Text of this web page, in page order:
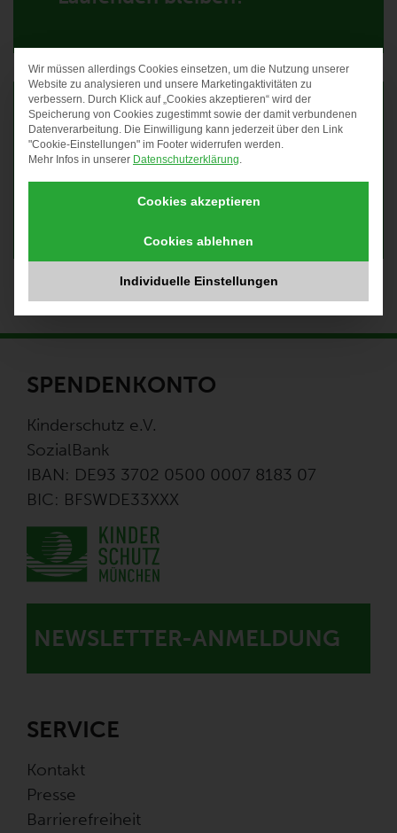
abonnieren
SPENDENKONTO
Kinderschutz e.V.
SozialBank
IBAN: DE93 3702 0500 0007 8183 07
BIC: BFSWDE33XXX
NEWSLETTER-ANMELDUNG
SERVICE
Kontakt
Presse
Barrierefreiheit
DATENSCHUTZ-
Wir müssen allerdings Cookies einsetzen, um die Nutzung unserer
Website zu analysieren und unsere Marketingaktivitäten zu
verbessern. Durch Klick auf „Cookies akzeptieren“ wird der
Speicherung von Cookies zugestimmt sowie der damit verbundenen
Datenverarbeitung. Die Einwilligung kann jederzeit über den Link
"Cookie-Einstellungen" im Footer widerrufen werden.
Mehr Infos in unserer Datenschutzerklärung
Cookies akzeptieren
Cookies ablehnen
Individuelle Einstellungen